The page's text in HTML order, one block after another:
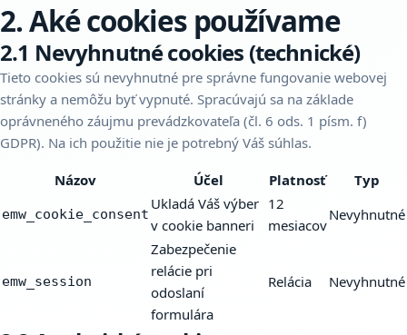
2. Aké cookies používame
2.1 Nevyhnutné cookies (technické)
Tieto cookies sú nevyhnutné pre správne fungovanie webovej
stránky a nemôžu byť vypnuté. Spracúvajú sa na základe
oprávneného záujmu prevádzkovateľa (čl. 6 ods. 1 písm. f)
GDPR). Na ich použitie nie je potrebný Váš súhlas.
Názov Účel Platnosť Typ
emw_cookie_consent
Ukladá Váš výber
v cookie banneri
12
mesiacov
Nevyhnutné
emw_session
Zabezpečenie
relácie pri
odoslaní
formulára
Relácia Nevyhnutné